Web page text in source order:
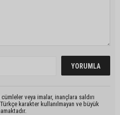
veya imalar, inançlara saldırı
karakter kullanılmayan ve büyük